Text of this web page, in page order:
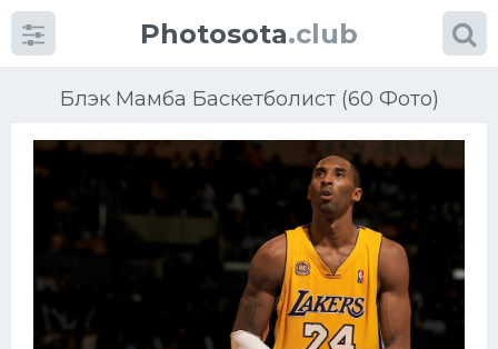
Photosota.club
Блэк Мамба Баскетболист (60 Фото)
Категории
Еще картинки...